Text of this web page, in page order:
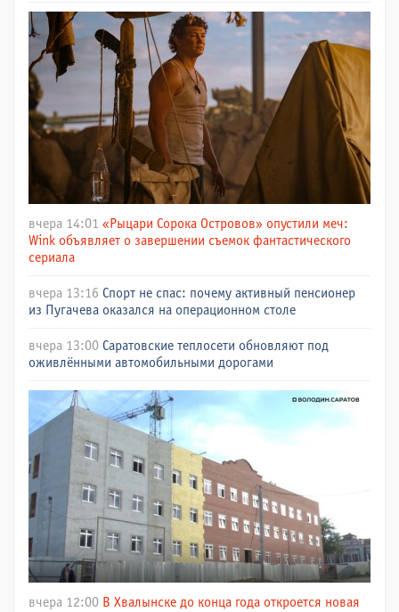
вчера 14:01 «Рыцари Сорока Островов» опустили меч:
Wink объявляет о завершении съемок фантастического
сериала
вчера 13:16 Спорт не спас: почему активный пенсионер
из Пугачева оказался на операционном столе
вчера 13:00 Саратовские теплосети обновляют под
оживлёнными автомобильными дорогами
вчера 12:00 В Хвалынске до конца года откроется новая